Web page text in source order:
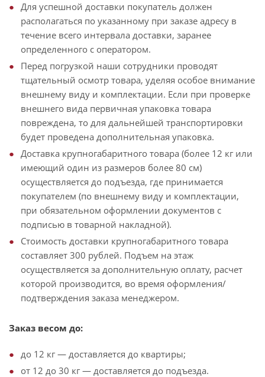
Для успешной доставки покупатель должен
располагаться по указанному при заказе адресу в
течение всего интервала доставки, заранее
определенного с оператором.
Перед погрузкой наши сотрудники проводят
тщательный осмотр товара, уделяя особое внимание
внешнему виду и комплектации. Если при проверке
внешнего вида первичная упаковка товара
повреждена, то для дальнейшей транспортировки
будет проведена дополнительная упаковка.
Доставка крупногабаритного товара (более 12 кг или
имеющий один из размеров более 80 см)
осуществляется до подъезда, где принимается
покупателем (по внешнему виду и комплектации,
при обязательном оформлении документов с
подписью в товарной накладной).
Стоимость доставки крупногабаритного товара
составляет 300 рублей. Подъем на этаж
осуществляется за дополнительную оплату, расчет
которой производится, во время оформления/
подтверждения заказа менеджером.
Заказ весом до:
до 12 кг — доставляется до квартиры;
от 12 до 30 кг — доставляется до подъезда.